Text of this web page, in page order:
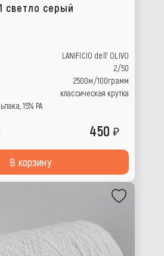
светло серый
LANIFICIO dell’ OLIVO
2/50
2500м/100грамм
классическая крутка
15% РА
450
В корзину